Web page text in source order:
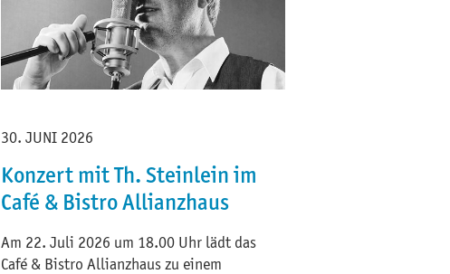
30. JUNI 2026
Konzert mit Th. Steinlein im
Café & Bistro Allianzhaus
Am 22. Juli 2026 um 18.00 Uhr lädt das
Café & Bistro Allianzhaus zu einem